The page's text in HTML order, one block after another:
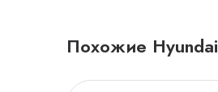
Похожие